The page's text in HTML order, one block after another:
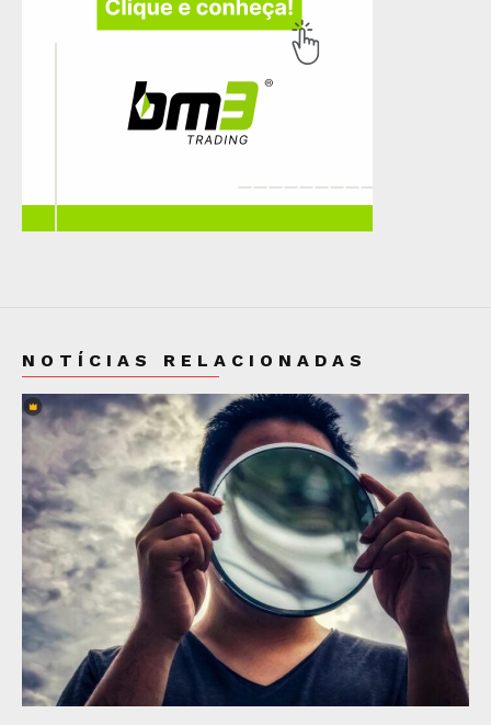
NOTÍCIAS RELACIONADAS